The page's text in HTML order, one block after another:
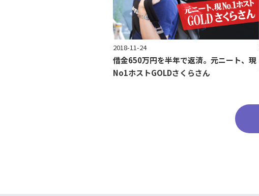
2018-11-24
借金650万円を半年で返済。元ニート、現
No1ホストGOLDさくらさん